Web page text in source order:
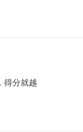
得分就越